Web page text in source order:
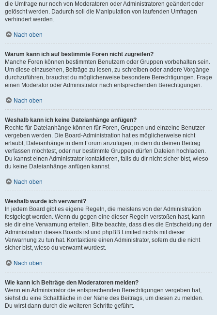
die Umfrage nur noch von Moderatoren oder Administratoren geändert oder
gelöscht werden. Dadurch soll die Manipulation von laufenden Umfragen
verhindert werden.
Nach oben
Warum kann ich auf bestimmte Foren nicht zugreifen?
Manche Foren können bestimmten Benutzern oder Gruppen vorbehalten sein.
Um diese einzusehen, Beiträge zu lesen, zu schreiben oder andere Vorgänge
durchzuführen, brauchst du möglicherweise besondere Berechtigungen. Frage
einen Moderator oder Administrator nach entsprechenden Berechtigungen.
Nach oben
Weshalb kann ich keine Dateianhänge anfügen?
Rechte für Dateianhänge können für Foren, Gruppen und einzelne Benutzer
vergeben werden. Die Board-Administration hat es möglicherweise nicht
erlaubt, Dateianhänge in dem Forum anzufügen, in dem du deinen Beitrag
verfassen möchtest, oder nur bestimmte Gruppen dürfen Dateien hochladen.
Du kannst einen Administrator kontaktieren, falls du dir nicht sicher bist, wieso
du keine Dateianhänge anfügen kannst.
Nach oben
Weshalb wurde ich verwarnt?
In jedem Board gibt es eigene Regeln, die meistens von der Administration
festgelegt werden. Wenn du gegen eine dieser Regeln verstoßen hast, kann
sie dir eine Verwarnung erteilen. Bitte beachte, dass dies die Entscheidung der
Administration dieses Boards ist und phpBB Limited nichts mit dieser
Verwarnung zu tun hat. Kontaktiere einen Administrator, sofern du die nicht
sicher bist, wieso du verwarnt wurdest.
Nach oben
Wie kann ich Beiträge den Moderatoren melden?
Wenn ein Administrator die entsprechenden Berechtigungen vergeben hat,
siehst du eine Schaltfläche in der Nähe des Beitrags, um diesen zu melden.
Du wirst dann durch die weiteren Schritte geführt.